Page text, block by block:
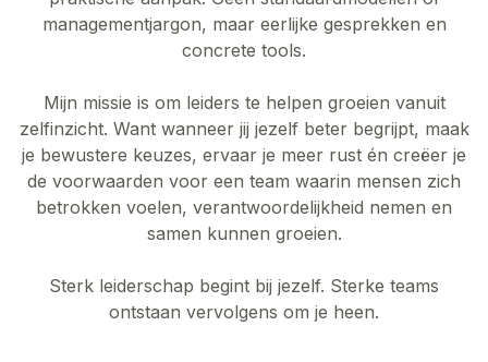
managementjargon, maar eerlijke gesprekken en
concrete tools.
Mijn missie is om leiders te helpen groeien vanuit
zelfinzicht. Want wanneer jij jezelf beter begrijpt, maak
je bewustere keuzes, ervaar je meer rust én creëer je
de voorwaarden voor een team waarin mensen zich
betrokken voelen, verantwoordelijkheid nemen en
samen kunnen groeien.
Sterk leiderschap begint bij jezelf. Sterke teams
ontstaan vervolgens om je heen.